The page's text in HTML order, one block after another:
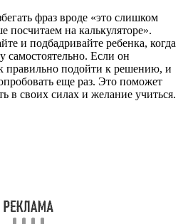
фраз вроде «это слишком
посчитаем на калькуляторе».
и подбадривайте ребенка, когда
самостоятельно. Если он
правильно подойти к решению, и
еще раз. Это поможет
в своих силах и желание учиться.